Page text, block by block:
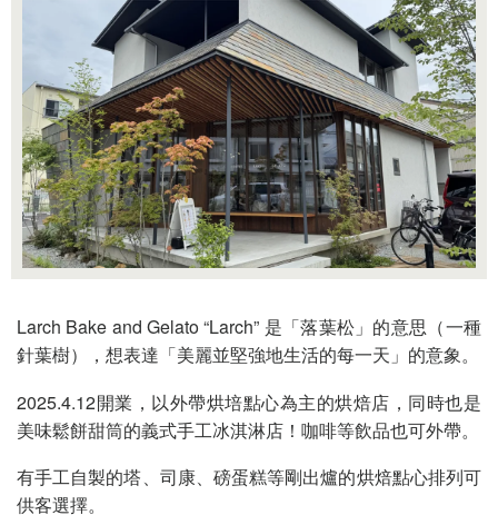
Larch Bake and Gelato “Larch” 是「落葉松」的意思（一種
針葉樹），想表達「美麗並堅強地生活的每一天」的意象。
2025.4.12開業， 以外帶烘培點心為主的烘焙店，同時也是
美味鬆餅甜筒的義式手工冰淇淋店！咖啡等飲品也可外帶。
有手工自製的塔、司康、磅蛋糕等剛出爐的烘焙點心排列可
供客選擇。